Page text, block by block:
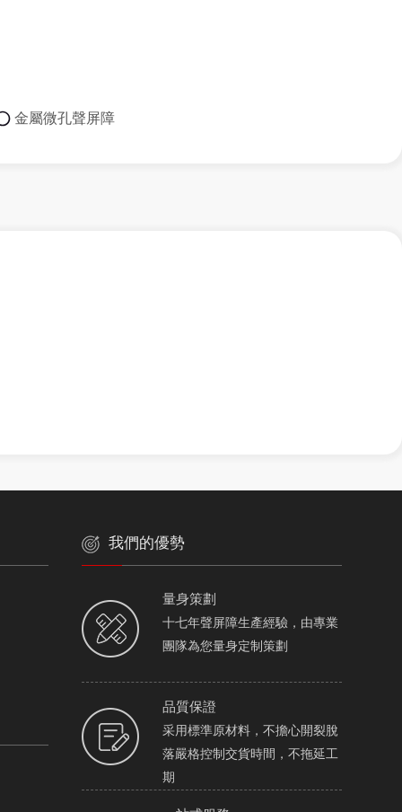
金屬微孔聲屏障
我們的優勢
量身策劃
十七年聲屏障生產經驗，由專業
團隊為您量身定制策劃
品質保證
采用標準原材料，不擔心開裂脫
落嚴格控制交貨時間，不拖延工
期